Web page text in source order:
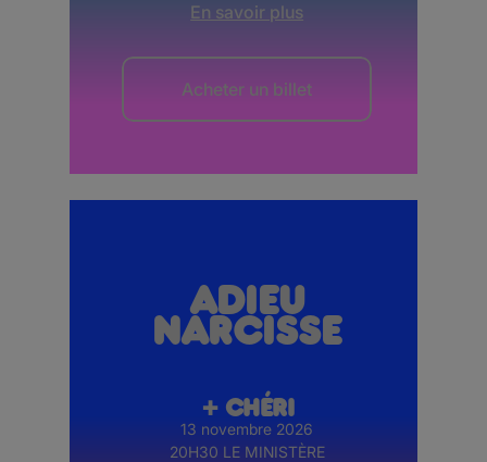
En savoir plus
Acheter un billet
Adieu
Narcisse
+ CHÉRI
13 novembre 2026
20H30 LE MINISTÈRE